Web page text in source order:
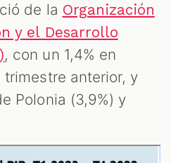
de la Organización
y el Desarrollo
, con un 1,4% en
anterior, y
Polonia (3,9%) y